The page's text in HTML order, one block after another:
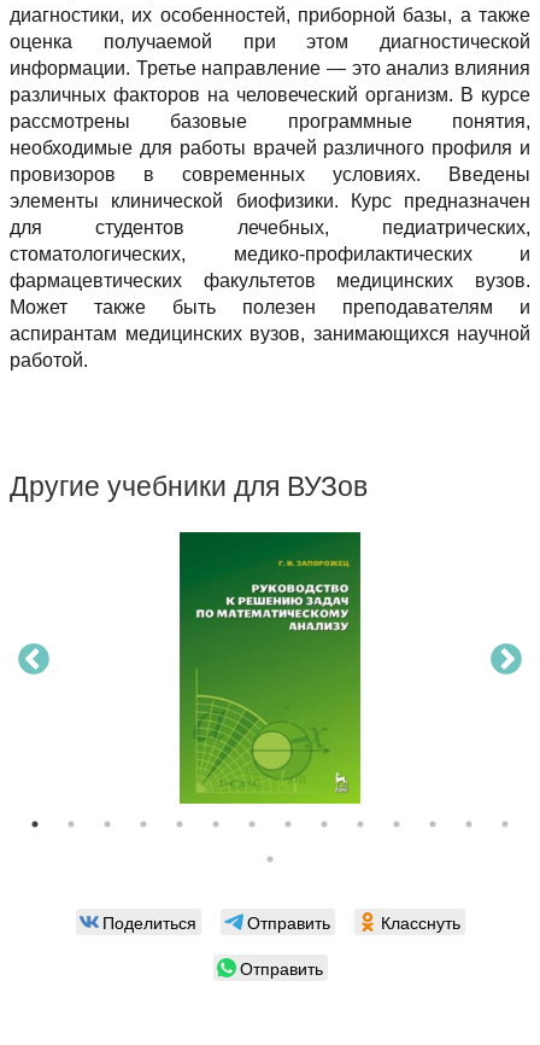
диагностики, их особенностей, приборной базы, а также
оценка получаемой при этом диагностической
информации. Третье направление — это анализ влияния
различных факторов на человеческий организм. В курсе
рассмотрены базовые программные понятия,
необходимые для работы врачей различного профиля и
провизоров в современных условиях. Введены
элементы клинической биофизики. Курс предназначен
для студентов лечебных, педиатрических,
стоматологических, медико-профилактических и
фармацевтических факультетов медицинских вузов.
Может также быть полезен преподавателям и
аспирантам медицинских вузов, занимающихся научной
работой.
Другие учебники для ВУЗов
Поделиться Отправить
Класснуть
Отправить